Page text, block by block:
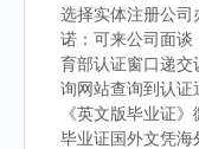
选择实体注册公司
诺：可来公司面谈
育部认证窗口递交
询网站查询到认证
《英文版毕业证
毕业证国外文凭